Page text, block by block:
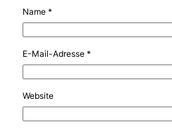
Name *
E-Mail-Adresse *
Website